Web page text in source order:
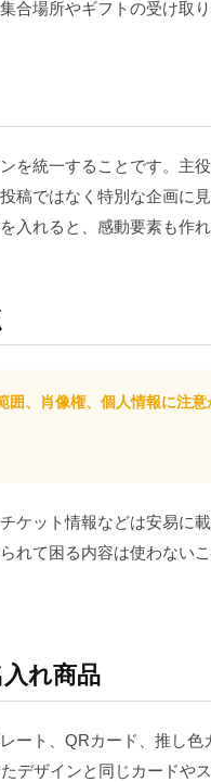
合場所やギフトの受け取り
を統一することです。主
稿ではなく特別な企画に
入れると、感動要素も作れ
囲、肖像権、個人情報に注意
ケット情報などは安易に
れて困る内容は使わない
れ商品
ート、QRカード、推し
デザインと同じカードや